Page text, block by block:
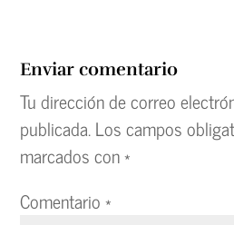
Enviar comentario
Tu dirección de correo
publicada.Los campos
marcados con*
Comentario*